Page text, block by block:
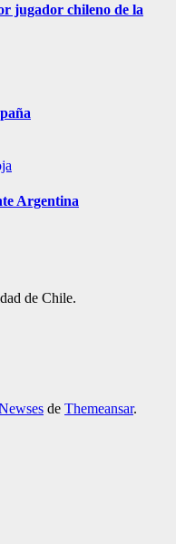
jugador chileno de la
Argentina
de Chile.
de Themeansar.